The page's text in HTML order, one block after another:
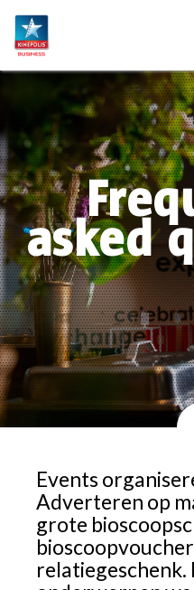
asked
Events
Adverteren op
grote
relatiegeschenk.